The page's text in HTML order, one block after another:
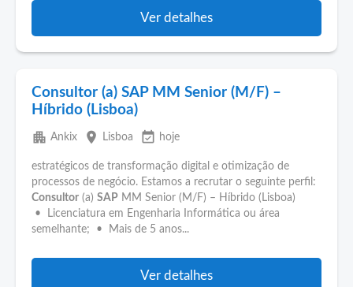
Ver detalhes
Consultor (a) SAP MM Senior (M/F) –
Híbrido (Lisboa)
apartment Ankix place Lisboa event_available hoje
estratégicos de transformação digital e otimização de
processos de negócio. Estamos a recrutar o seguinte perfil:
Consultor (a) SAP MM Senior (M/F) – Híbrido (Lisboa)
• Licenciatura em Engenharia Informática ou área
semelhante; • Mais de 5 anos...
Ver detalhes